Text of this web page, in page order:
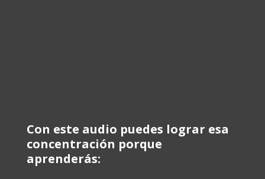
Con este audio puedes lograr esa
concentración porque
aprenderás: